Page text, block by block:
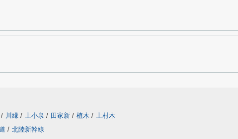
/ 川縁 / 上小泉 / 田家新 / 植木 / 上村木
/ 北陸新幹線